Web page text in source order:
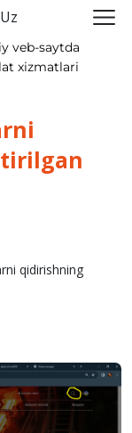
Uz
veb-saytda
xizmatlari
qidirishning